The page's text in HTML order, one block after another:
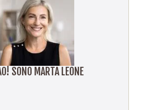
SONO MARTA LEONE